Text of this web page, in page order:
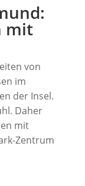
mit
von
im
der Insel.
Daher
mit
Zentrum